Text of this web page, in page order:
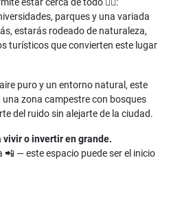
estar cerca de todo 🚶‍♂️:
parques y una variada
estarás rodeado de naturaleza,
turísticos que convierten este lugar
puro y un entorno natural, este
zona campestre con bosques
del ruido sin alejarte de la ciudad.
o invertir en grande.
— este espacio puede ser el inicio